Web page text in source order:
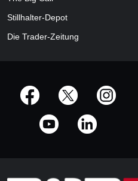
Stillhalter-Depot
Die Trader-Zeitung
offizielle Social Media-Accounts